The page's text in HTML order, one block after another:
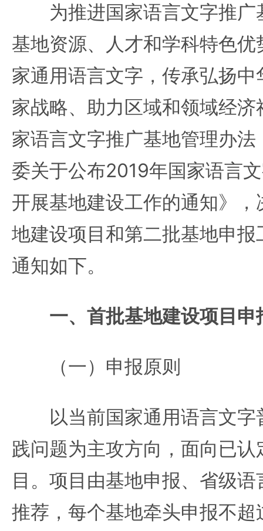
为推进国家语言文字推广
基地资源、人才和学科特色
家通用语言文字，传承弘扬
家战略、助力区域和领域经
家语言文字推广基地管理办
委关于公布2019年国家语言
开展基地建设工作的通知》
地建设项目和第二批基地申
通知如下。
一、首批基地建设项目申
（一）申报原则
以当前国家通用语言文字
践问题为主攻方向，面向已
目。项目由基地申报、省级
推荐，每个基地牵头申报不